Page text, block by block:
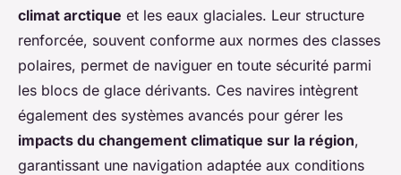
climat arctique et les eaux glaciales. Leur structure
renforcée, souvent conforme aux normes des classes
polaires, permet de naviguer en toute sécurité parmi
les blocs de glace dérivants. Ces navires intègrent
également des systèmes avancés pour gérer les
impacts du changement climatique sur la région,
garantissant une navigation adaptée aux conditions